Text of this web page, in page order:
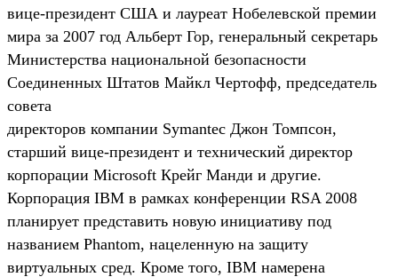
вице-президент США и лауреат Нобелевской премии
мира за 2007 год Альберт Гор, генеральный секретарь
Министерства национальной безопасности
Соединенных Штатов Майкл Чертофф, председатель
совета
директоров компании Symantec Джон Томпсон,
старший вице-президент и технический директор
корпорации Microsoft Крейг Манди и другие.
Корпорация IBM в рамках конференции RSA 2008
планирует представить новую инициативу под
названием Phantom, нацеленную на защиту
виртуальных сред. Кроме того, IBM намерена